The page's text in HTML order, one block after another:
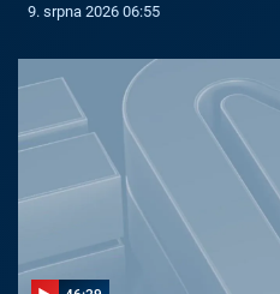
9. srpna 2026 06:55